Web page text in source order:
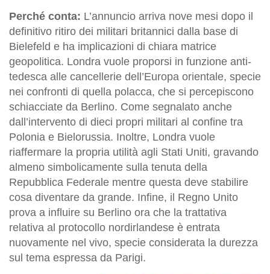
Perché conta: L’annuncio arriva nove mesi dopo il
definitivo ritiro dei militari britannici dalla base di
Bielefeld e ha implicazioni di chiara matrice
geopolitica. Londra vuole proporsi in funzione anti-
tedesca alle cancellerie dell’Europa orientale, specie
nei confronti di quella polacca, che si percepiscono
schiacciate da Berlino. Come segnalato anche
dall’intervento di dieci propri militari al confine tra
Polonia e Bielorussia. Inoltre, Londra vuole
riaffermare la propria utilità agli Stati Uniti, gravando
almeno simbolicamente sulla tenuta della
Repubblica Federale mentre questa deve stabilire
cosa diventare da grande. Infine, il Regno Unito
prova a influire su Berlino ora che la trattativa
relativa al protocollo nordirlandese è entrata
nuovamente nel vivo, specie considerata la durezza
sul tema espressa da Parigi.